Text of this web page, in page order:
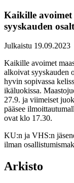
Kaikille avoimet
syyskauden
Julkaistu 19.09.2023
Kaikille avoimet
alkoivat syyskauden
hyvin sopivassa
ikäluokissa.
27.9. ja viimeiset
pääsee
ovat klo 17.30.
KU:n ja VHS:n
ilman
Arkisto